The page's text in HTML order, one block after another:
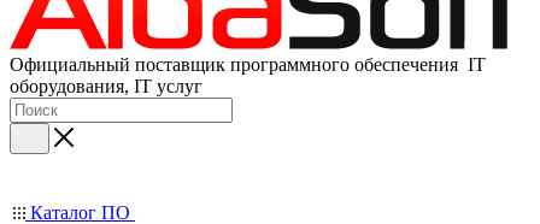
Официальный поставщик программного обеспечения IT
оборудования, IT услуг
Каталог ПО